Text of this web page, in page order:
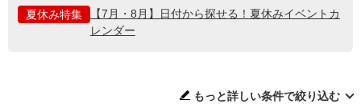
夏休み特集
【7月・8月】日付から探せる！夏休みイベントカ
レンダー
もっと詳しい条件で絞り込む